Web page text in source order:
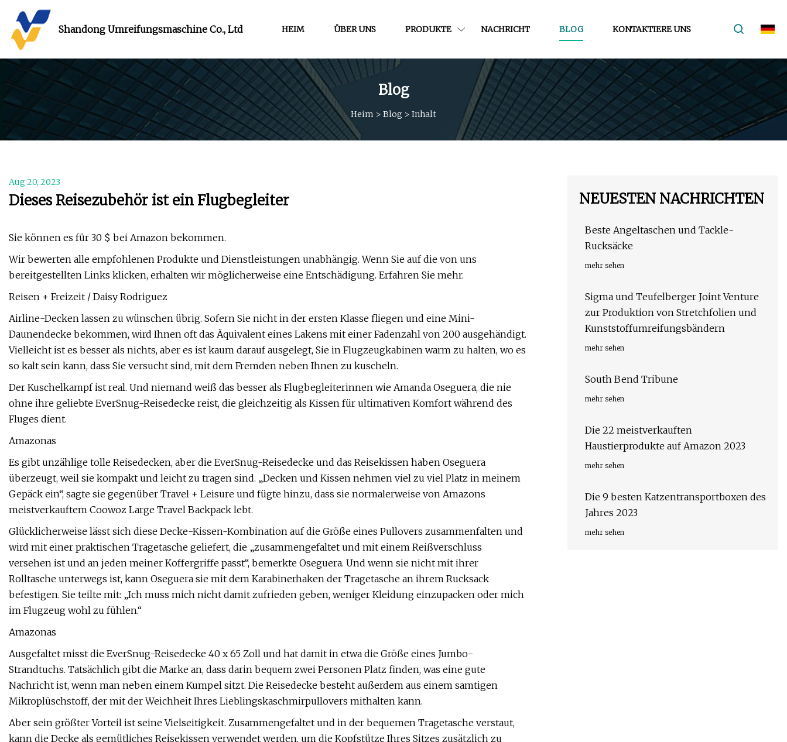
Shandong Umreifungsmaschine Co., Ltd HEIM ÜBER UNS PRODUKTE NACHRICHT BLOG KONTAKTIERE UNS
Blog
Heim > Blog > Inhalt
Aug 20, 2023
Dieses Reisezubehör ist ein Flugbegleiter
Sie können es für 30 $ bei Amazon bekommen.
Wir bewerten alle empfohlenen Produkte und Dienstleistungen unabhängig. Wenn Sie auf die von uns
bereitgestellten Links klicken, erhalten wir möglicherweise eine Entschädigung. Erfahren Sie mehr.
Reisen + Freizeit / Daisy Rodriguez
Airline-Decken lassen zu wünschen übrig. Sofern Sie nicht in der ersten Klasse fliegen und eine Mini-
Daunendecke bekommen, wird Ihnen oft das Äquivalent eines Lakens mit einer Fadenzahl von 200 ausgehändigt.
Vielleicht ist es besser als nichts, aber es ist kaum darauf ausgelegt, Sie in Flugzeugkabinen warm zu halten, wo es
so kalt sein kann, dass Sie versucht sind, mit dem Fremden neben Ihnen zu kuscheln.
Der Kuschelkampf ist real. Und niemand weiß das besser als Flugbegleiterinnen wie Amanda Oseguera, die nie
ohne ihre geliebte EverSnug-Reisedecke reist, die gleichzeitig als Kissen für ultimativen Komfort während des
Fluges dient.
Amazonas
Es gibt unzählige tolle Reisedecken, aber die EverSnug-Reisedecke und das Reisekissen haben Oseguera
überzeugt, weil sie kompakt und leicht zu tragen sind. „Decken und Kissen nehmen viel zu viel Platz in meinem
Gepäck ein“, sagte sie gegenüber Travel + Leisure und fügte hinzu, dass sie normalerweise von Amazons
meistverkauftem Coowoz Large Travel Backpack lebt.
Glücklicherweise lässt sich diese Decke-Kissen-Kombination auf die Größe eines Pullovers zusammenfalten und
wird mit einer praktischen Tragetasche geliefert, die „zusammengefaltet und mit einem Reißverschluss
versehen ist und an jeden meiner Koffergriffe passt“, bemerkte Oseguera. Und wenn sie nicht mit ihrer
Rolltasche unterwegs ist, kann Oseguera sie mit dem Karabinerhaken der Tragetasche an ihrem Rucksack
befestigen. Sie teilte mit: „Ich muss mich nicht damit zufrieden geben, weniger Kleidung einzupacken oder mich
im Flugzeug wohl zu fühlen.“
Amazonas
Ausgefaltet misst die EverSnug-Reisedecke 40 x 65 Zoll und hat damit in etwa die Größe eines Jumbo-
Strandtuchs. Tatsächlich gibt die Marke an, dass darin bequem zwei Personen Platz finden, was eine gute
Nachricht ist, wenn man neben einem Kumpel sitzt. Die Reisedecke besteht außerdem aus einem samtigen
Mikroplüschstoff, der mit der Weichheit Ihres Lieblingskaschmirpullovers mithalten kann.
Aber sein größter Vorteil ist seine Vielseitigkeit. Zusammengefaltet und in der bequemen Tragetasche verstaut,
kann die Decke als gemütliches Reisekissen verwendet werden, um die Kopfstütze Ihres Sitzes zusätzlich zu
NEUESTEN NACHRICHTEN
Beste Angeltaschen und Tackle-
Rucksäcke
mehr sehen
Sigma und Teufelberger Joint Venture
zur Produktion von Stretchfolien und
Kunststoffumreifungsbändern
mehr sehen
South Bend Tribune
mehr sehen
Die 22 meistverkauften
Haustierprodukte auf Amazon 2023
mehr sehen
Die 9 besten Katzentransportboxen des
Jahres 2023
mehr sehen